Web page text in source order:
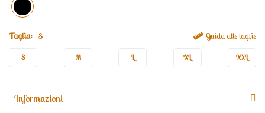
Taglia: S Guida alle taglie
S M L XL XXL
Informazioni